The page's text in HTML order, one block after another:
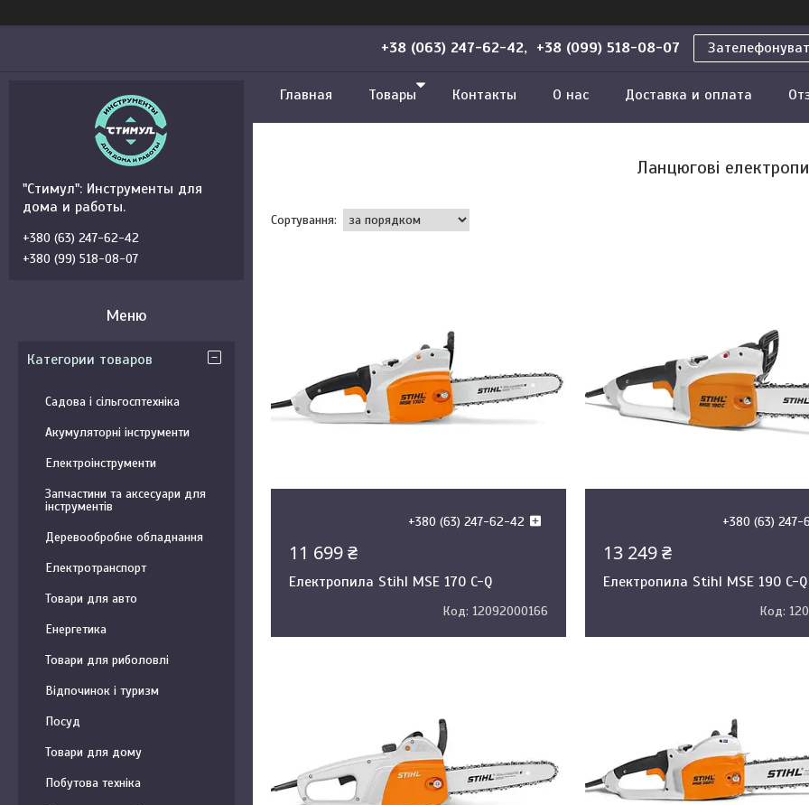
+38 (063) 247-62-42, +38 (099) 518-08-07
Главная Товары Контакты О нас Доставка и оплата
Ланцюгові
+380 (63) 247-62-42
11 699 ₴
Електропила Stihl MSE 170 C-Q
12092000166
+380 (63) 247-
13 249 ₴
Електропила Stihl MSE 190 C-Q
"Стимул": Инструменты для
дома и работы.
+380 (63) 247-62-42
+380 (99) 518-08-07
Категории товаров
Садова і сільгосптехніка
Акумуляторні інструменти
Електроінструменти
Запчастини та аксесуари для
інструментів
Деревообробне обладнання
Електротранспорт
Товари для авто
Енергетика
Товари для риболовлі
Відпочинок і туризм
Посуд
Товари для дому
Побутова техніка